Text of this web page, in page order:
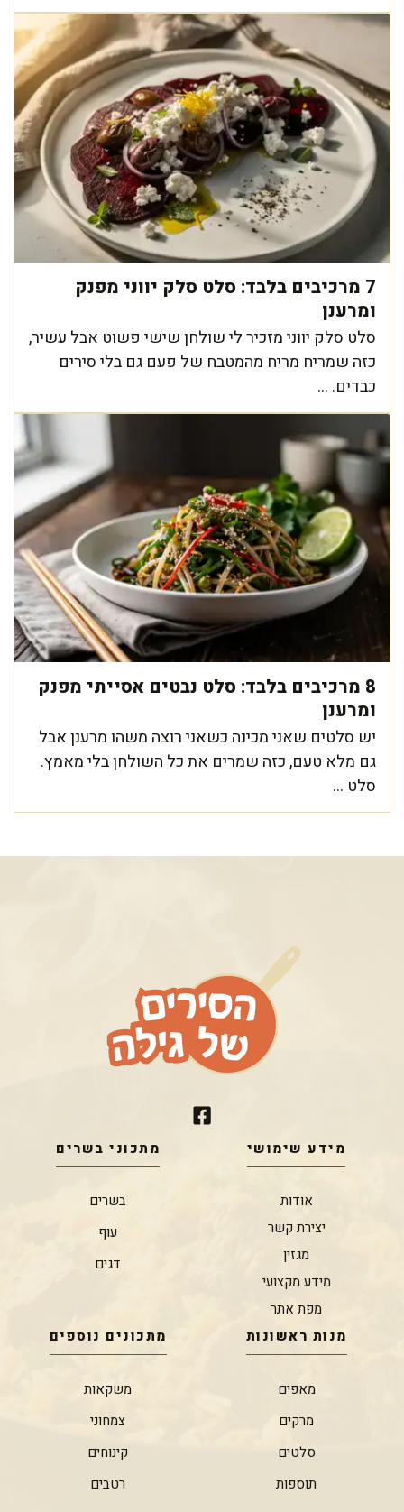
7 מרכיבים בלבד: סלט סלק יווני מפנק
ומרענן
סלט סלק יווני מזכיר לי שולחן שישי פשוט אבל עשיר,
כזה שמריח מריח מהמטבח של פעם גם בלי סירים
כבדים. ...
8 מרכיבים בלבד: סלט נבטים אסייתי מפנק
ומרענן
יש סלטים שאני מכינה כשאני רוצה משהו מרענן אבל
גם מלא טעם, כזה שמרים את כל השולחן בלי מאמץ.
סלט ...
מידע שימושי
אודות
יצירת קשר
מגזין
מידע מקצועי
מפת אתר
מתכוני בשרים
בשרים
עוף
דגים
מנות ראשונות
מאפים
מרקים
סלטים
תוספות
מתכונים נוספים
משקאות
צמחוני
קינוחים
רטבים